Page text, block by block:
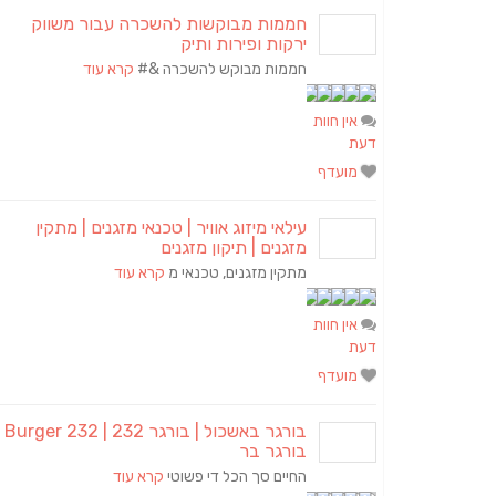
חממות מבוקשות להשכרה עבור משווק
ירקות ופירות ותיק
חממות מבוקש להשכרה &# קרא עוד
אין חוות
דעת
מועדף
עילאי מיזוג אוויר | טכנאי מזגנים | מתקין
מזגנים | תיקון מזגנים
מתקין מזגנים, טכנאי מ קרא עוד
אין חוות
דעת
מועדף
בורגר בר
החיים סך הכל די פשוטי קרא עוד